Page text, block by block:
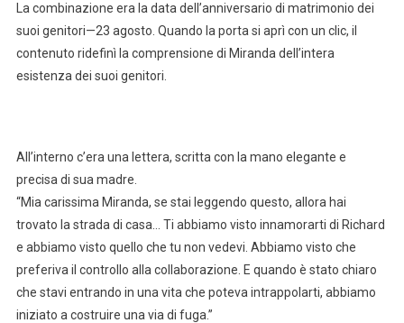
La combinazione era la data dell’anniversario di matrimonio dei
suoi genitori—23 agosto. Quando la porta si aprì con un clic, il
contenuto ridefinì la comprensione di Miranda dell’intera
esistenza dei suoi genitori.
All’interno c’era una lettera, scritta con la mano elegante e
precisa di sua madre.
“Mia carissima Miranda, se stai leggendo questo, allora hai
trovato la strada di casa… Ti abbiamo visto innamorarti di Richard
e abbiamo visto quello che tu non vedevi. Abbiamo visto che
preferiva il controllo alla collaborazione. E quando è stato chiaro
che stavi entrando in una vita che poteva intrappolarti, abbiamo
iniziato a costruire una via di fuga.”